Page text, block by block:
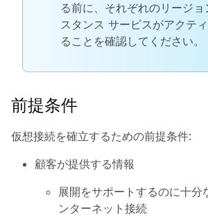
る前に、それぞれのリージ
スタンス サービスがアクテ
ることを確認してください。
前提条件
仮想接続を確立するための前提条件:
顧客が提供する情報
展開をサポートするのに十分
ンターネット接続